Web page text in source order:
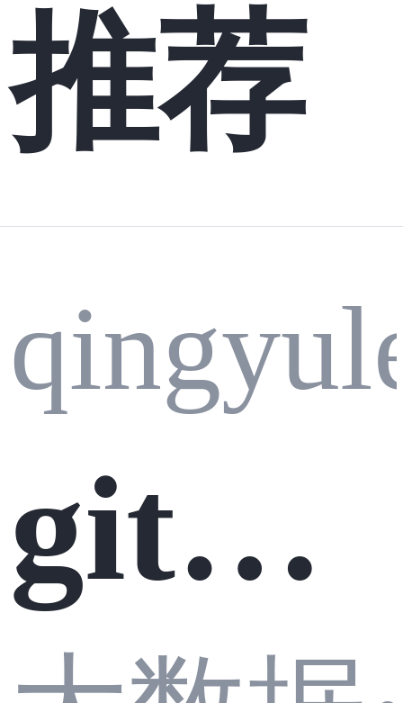
推荐
git常